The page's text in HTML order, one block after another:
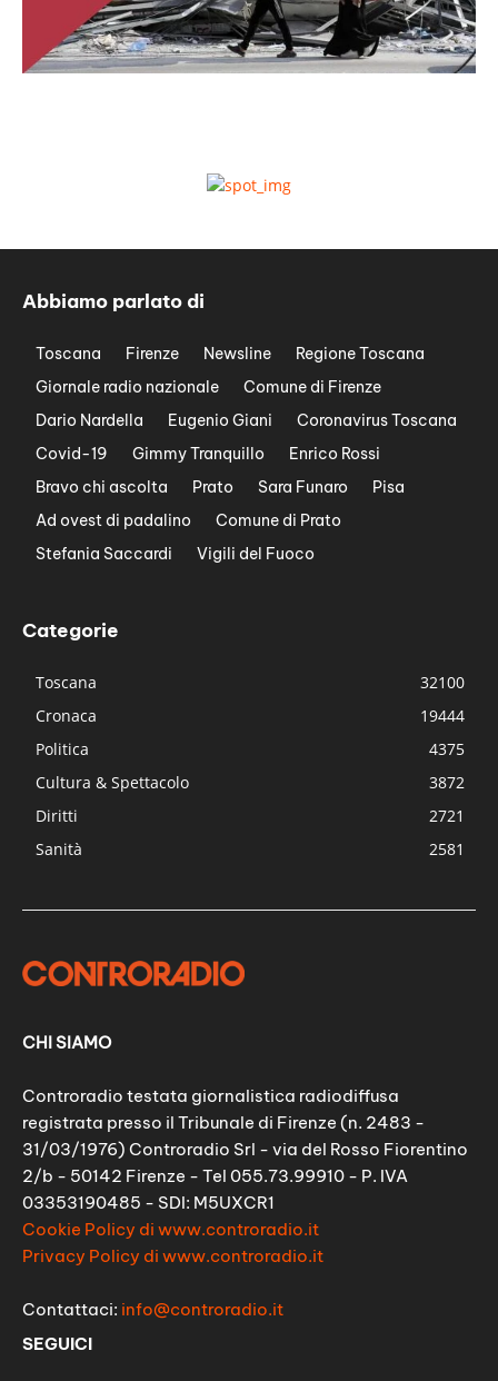
Abbiamo parlato di
Toscana Firenze Newsline
Regione Toscana
Giornale radio nazionale
Comune di Firenze
Dario Nardella
Eugenio Giani
Coronavirus Toscana
Covid-19
Gimmy Tranquillo
Enrico Rossi
Bravo chi ascolta
Prato Sara Funaro
Pisa
Ad ovest di padalino
Comune di Prato
Stefania Saccardi
Vigili del Fuoco
Categorie
Toscana
32100
Cronaca
19444
Politica
4375
Cultura & Spettacolo
3872
Diritti
2721
Sanità
2581
CHI SIAMO
Controradio testata giornalistica radiodiffusa
registrata presso il Tribunale di Firenze (n. 2483 -
31/03/1976) Controradio Srl - via del Rosso Fiorentino
2/b - 50142 Firenze - Tel 055.73.99910 - P. IVA
03353190485 - SDI: M5UXCR1
Cookie Policy di www.controradio.it
Privacy Policy di www.controradio.it
Contattaci: info@controradio.it
SEGUICI